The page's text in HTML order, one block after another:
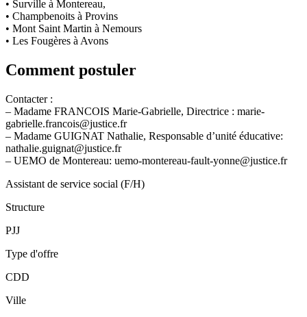
• Surville à Montereau,
• Champbenoits à Provins
• Mont Saint Martin à Nemours
• Les Fougères à Avons
Comment postuler
Contacter :
– Madame FRANCOIS Marie-Gabrielle, Directrice : marie-
gabrielle.francois@justice.fr
– Madame GUIGNAT Nathalie, Responsable d’unité éducative:
nathalie.guignat@justice.fr
– UEMO de Montereau: uemo-montereau-fault-yonne@justice.fr
Assistant de service social (F/H)
Structure
PJJ
Type d'offre
CDD
Ville